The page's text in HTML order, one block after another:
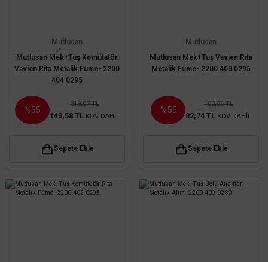
Mutlusan
Mutlusan Mek+Tuş Komütatör
Vavien Rita Metalik Füme- 2200
404 0295
%55
319,07 TL
143,58 TL KDV DAHİL
Sepete Ekle
Mutlusan
Mutlusan Mek+Tuş Vavien Rita
Metalik Füme- 2200 403 0295
%55
183,86 TL
82,74 TL KDV DAHİL
Sepete Ekle